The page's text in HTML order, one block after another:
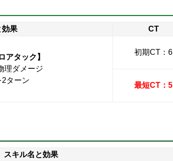
効果 CT
アタック】
理ダメージ
ターン
初期CT：6
最短CT：5
スキル名と効果